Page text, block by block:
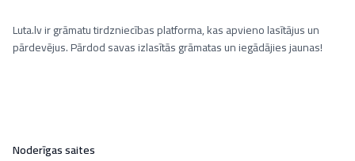
Luta.lv ir grāmatu tirdzniecības platforma, kas apvieno lasītājus un
pārdevējus. Pārdod savas izlasītās grāmatas un iegādājies jaunas!
Noderīgas saites